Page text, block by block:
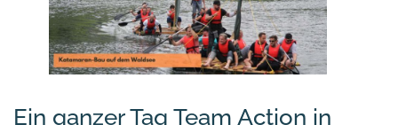
Ein ganzer Tag Team Action in